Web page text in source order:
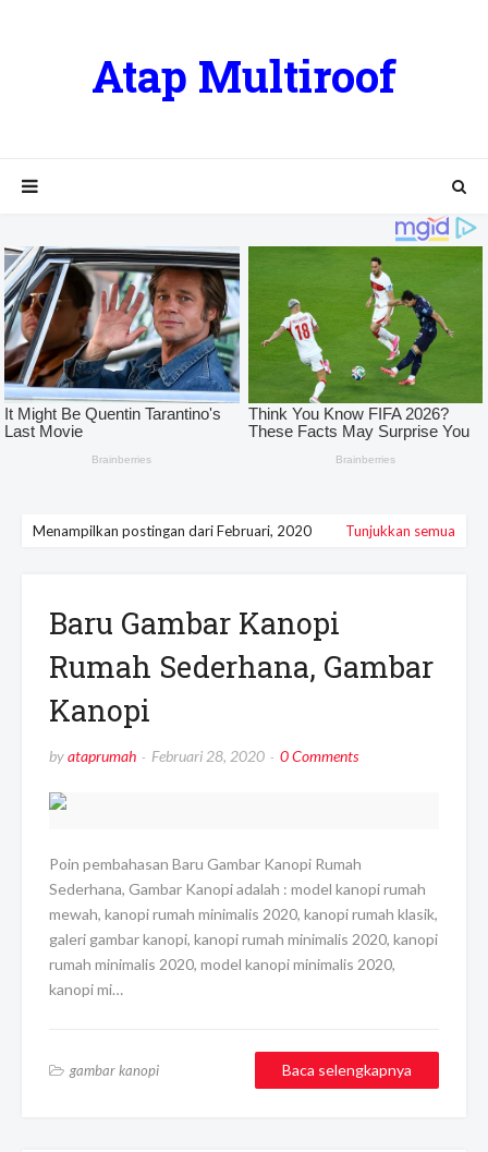
Atap Multiroof
Menampilkan postingan dari Februari, 2020 Tunjukkan semua
Baru Gambar Kanopi
Rumah Sederhana, Gambar
Kanopi
byataprumah Februari 28, 2020 0 Comments
Poin pembahasan Baru Gambar Kanopi Rumah
Sederhana, Gambar Kanopi adalah : model kanopi rumah
mewah, kanopi rumah minimalis 2020, kanopi rumah klasik,
galeri gambar kanopi, kanopi rumah minimalis 2020, kanopi
rumah minimalis 2020, model kanopi minimalis 2020,
kanopi mi…
gambar kanopi Baca selengkapnya